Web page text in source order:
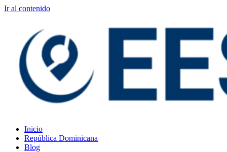
Ir al contenido
Inicio
República Dominicana
Blog